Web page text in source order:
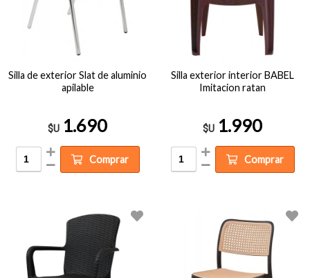
Silla de exterior Slat de aluminio
apilable
$U 1.690
Comprar
Silla exterior interior BABEL
Imitacion ratan
$U 1.990
Comprar